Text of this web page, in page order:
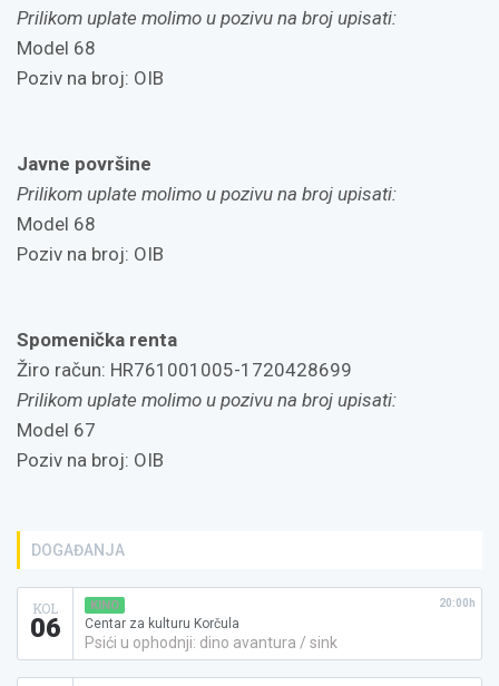
Prilikom uplate molimo u pozivu na broj upisati:
Model 68
Poziv na broj: OIB
Javne površine
Prilikom uplate molimo u pozivu na broj upisati:
Model 68
Poziv na broj: OIB
Spomenička renta
Žiro račun: HR761001005-1720428699
Prilikom uplate molimo u pozivu na broj upisati:
Model 67
Poziv na broj: OIB
DOGAĐANJA
KOL
06
KINO
Centar za kulturu Korčula
Psići u ophodnji: dino avantura / sink
20:00h